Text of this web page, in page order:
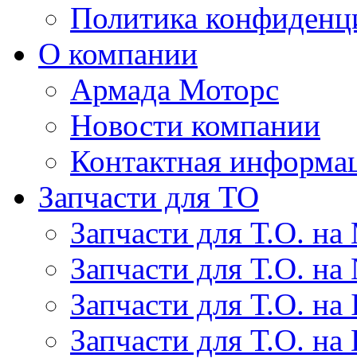
Политика
О компании
Армада Моторс
Новости компании
Контактная
Запчасти для ТО
Запчасти для Т.О. на
Запчасти для Т.О. на
Запчасти для Т.О.
Запчасти для Т.О. на